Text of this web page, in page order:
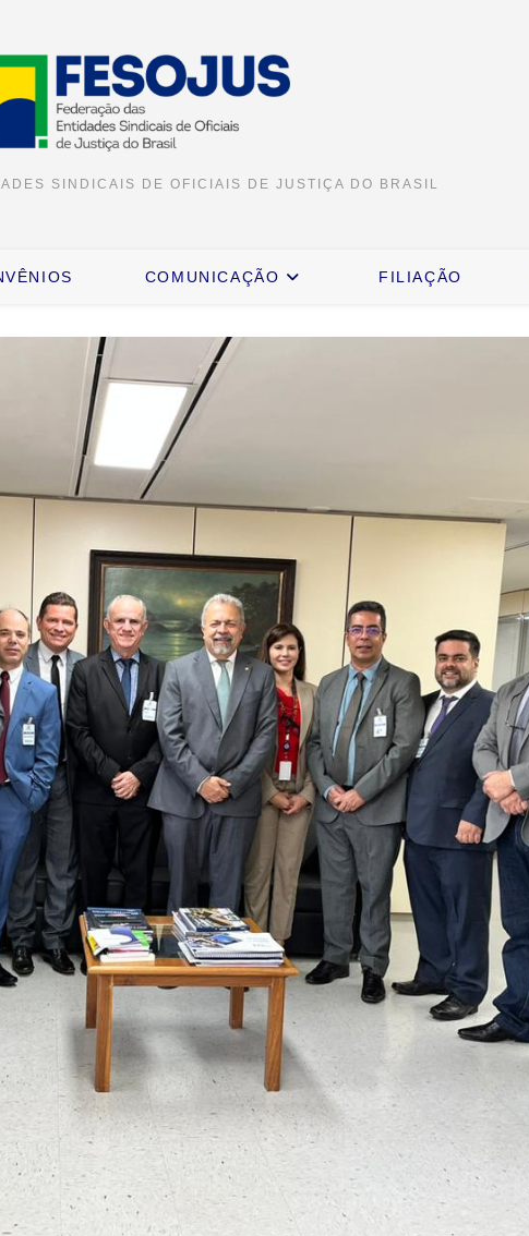
SINDICAIS DE OFICIAIS DE JUSTIÇA DO BRASIL
COMUNICAÇÃO FILIAÇÃO